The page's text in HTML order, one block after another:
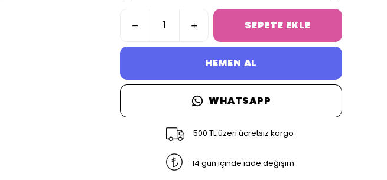
SEPETE EKLE
HEMEN AL
WHATSAPP
500 TL üzeri ücretsiz kargo
14 gün içinde iade değişim